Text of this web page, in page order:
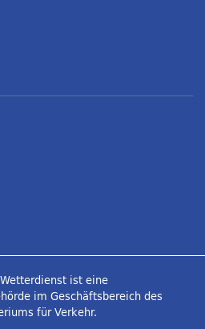
ist eine
im Geschäftsbereich des
für Verkehr.